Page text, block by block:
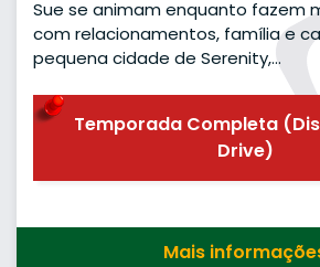
Sue se animam enquanto fazem
com relacionamentos, família e
pequena cidade de Serenity,…
Temporada Completa
Drive)
Mais